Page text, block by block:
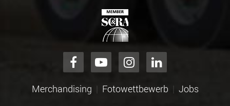
Merchandising Fotowettbewerb Jobs